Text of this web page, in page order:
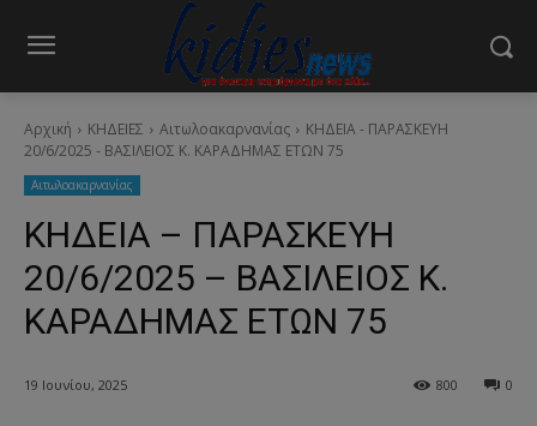
Αρχική ΚΗΔΕΙΕΣ Aιτωλοακαρνανίας
ΚΗΔΕΙΑ - ΠΑΡΑΣΚΕΥΗ
20/6/2025 - ΒΑΣΙΛΕΙΟΣ Κ. ΚΑΡΑΔΗΜΑΣ ΕΤΩΝ 75
Aιτωλοακαρνανίας
ΚΗΔΕΙΑ – ΠΑΡΑΣΚΕΥΗ
20/6/2025 – ΒΑΣΙΛΕΙΟΣ Κ.
ΚΑΡΑΔΗΜΑΣ ΕΤΩΝ 75
19 Ιουνίου, 2025 0
800